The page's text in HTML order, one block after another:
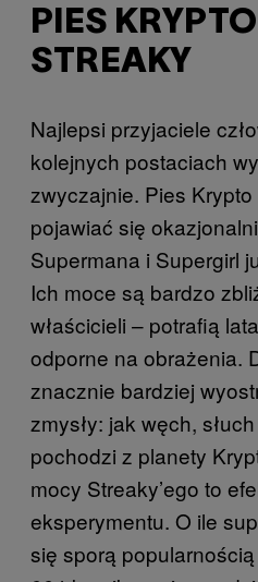
PIES
STREAKY
Najlepsi przyjaciele
kolejnych postaciach
zwyczajnie. Pies
pojawiać się
Supermana i Supergirl
Ich moce są bardzo
właścicieli – potrafią
odporne na obrażenia.
znacznie bardziej
zmysły: jak węch,
pochodzi z planety
mocy Streaky’ego to
eksperymentu. O ile
się sporą